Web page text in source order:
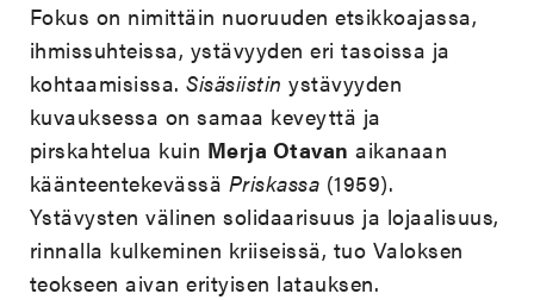
Fokus on nimittäin nuoruuden etsikkoajassa,
ihmissuhteissa, ystävyyden eri tasoissa ja
kohtaamisissa.Sisäsiistinystävyyden
kuvauksessa on samaa keveyttä ja
pirskahtelua kuin Merja Otavan aikanaan
käänteentekevässä Priskassa (1959).
Ystävysten välinen solidaarisuus ja lojaalisuus,
rinnalla kulkeminen kriiseissä, tuo Valoksen
teokseen aivan erityisen latauksen.